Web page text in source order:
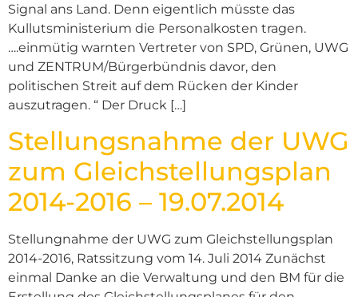
Signal ans Land. Denn eigentlich müsste das
Kullutsministerium die Personalkosten tragen.
….einmütig warnten Vertreter von SPD, Grünen, UWG
und ZENTRUM/Bürgerbündnis davor, den
politischen Streit auf dem Rücken der Kinder
auszutragen. “ Der Druck […]
Stellungsnahme der UWG
zum Gleichstellungsplan
2014-2016 – 19.07.2014
Stellungnahme der UWG zum Gleichstellungsplan
2014-2016, Ratssitzung vom 14. Juli 2014 Zunächst
einmal Danke an die Verwaltung und den BM für die